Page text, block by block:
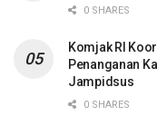
0 SHARES
Komjak RI
Penanganan
Jampidsus
0 SHARES